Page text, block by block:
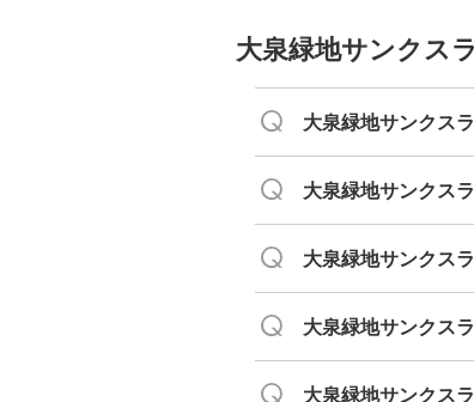
大泉緑地サンクス
大泉緑地サンクス
大泉緑地サンクス
大泉緑地サンクス
大泉緑地サンクス
大泉緑地サンクス